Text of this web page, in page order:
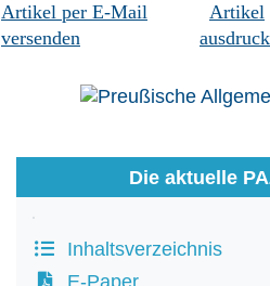
Artikel per E-Mail
versenden
Artikel
Die aktuelle
Inhaltsverzeichnis
E-Paper